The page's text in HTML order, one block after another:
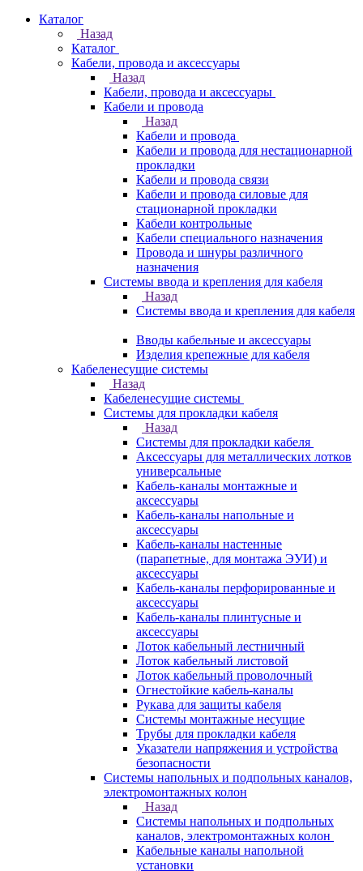
Каталог
Назад
Каталог
Кабели, провода и аксессуары
Назад
Кабели, провода и аксессуары
Кабели и провода
Назад
Кабели и провода
Кабели и провода для нестационарной
прокладки
Кабели и провода связи
Кабели и провода силовые для
стационарной прокладки
Кабели контрольные
Кабели специального назначения
Провода и шнуры различного
назначения
Системы ввода и крепления для кабеля
Назад
Системы ввода и крепления для кабеля
Вводы кабельные и аксессуары
Изделия крепежные для кабеля
Кабеленесущие системы
Назад
Кабеленесущие системы
Системы для прокладки кабеля
Назад
Системы для прокладки кабеля
Аксессуары для металлических лотков
универсальные
Кабель-каналы монтажные и
аксессуары
Кабель-каналы напольные и
аксессуары
Кабель-каналы настенные
(парапетные, для монтажа ЭУИ) и
аксессуары
Кабель-каналы перфорированные и
аксессуары
Кабель-каналы плинтусные и
аксессуары
Лоток кабельный лестничный
Лоток кабельный листовой
Лоток кабельный проволочный
Огнестойкие кабель-каналы
Рукава для защиты кабеля
Системы монтажные несущие
Трубы для прокладки кабеля
Указатели напряжения и устройства
безопасности
Системы напольных и подпольных каналов,
электромонтажных колон
Назад
Системы напольных и подпольных
каналов, электромонтажных колон
Кабельные каналы напольной
установки